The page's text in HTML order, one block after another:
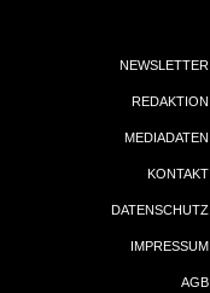
NEWSLETTER
REDAKTION
MEDIADATEN
KONTAKT
DATENSCHUTZ
IMPRESSUM
AGB